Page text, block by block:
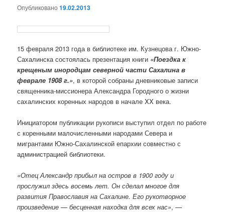
Опубликовано19.02.2013
15 февраля 2013 года в библиотеке им. Кузнецова г. Южно-
Сахалинска состоялась презентация книги «Поездка к
крещеным инородцам северной части Сахалина в
феврале 1908 г.», в которой собраны дневниковые записи
священника-миссионера Александра Городного о жизни
сахалинских коренных народов в начале XX века.
Инициатором публикации рукописи выступил отдел по работе
с коренными малочисленными народами Севера и
мигрантами Южно-Сахалинской епархии совместно с
администрацией библиотеки.
«Отец Александр прибыл на остров в 1900 году и
прослужил здесь восемь лет. Он сделал многое для
развития Православия на Сахалине. Его рукотворное
произведение — бесценная находка для всех нас», —